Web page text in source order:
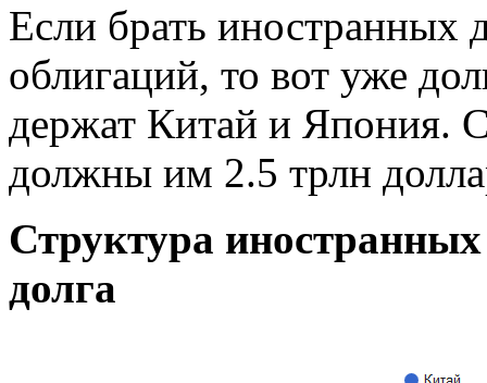
Если брать иностранных
облигаций, то вот уже
держат Китай и Япония.
должны им 2.5 трлн
Структура
долга